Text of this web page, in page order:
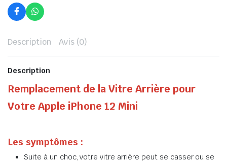
Description Avis (0)
Description
Remplacement de la Vitre Arrière pour
Votre Apple iPhone 12 Mini
Les symptômes :
Suite à un choc, votre vitre arrière peut se casser ou se